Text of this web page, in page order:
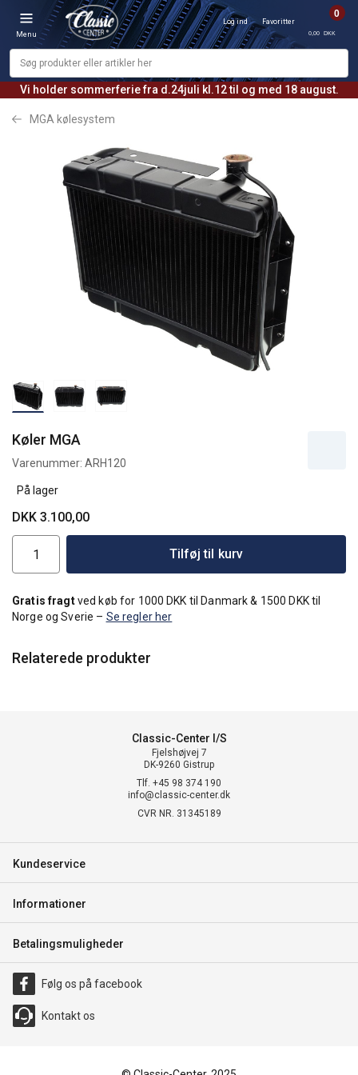
Vi holder sommerferie fra d.24juli kl.12 til og med 18 august.
Menu
Log ind Favoritter
0
0,00 DKK
MGA kølesystem
Køler MGA
Varenummer: ARH120
På lager
DKK 3.100,00
Tilføj til kurv
Gratis fragtved køb for 1000 DKK til Danmark & 1500 DKK til
Norge og Sverie – Se regler her
Relaterede produkter
Classic-Center I/S
Fjelshøjvej 7
DK-9260 Gistrup
Tlf. +45 98 374 190
info@classic-center.dk
CVR NR. 31345189
Kundeservice
Informationer
Betalingsmuligheder
Følg os på facebook
Kontakt os